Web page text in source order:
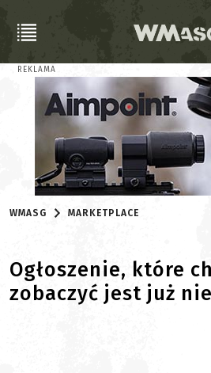
REKLAMA
WMASG MARKETPLACE
Ogłoszenie, które
zobaczyć jest już